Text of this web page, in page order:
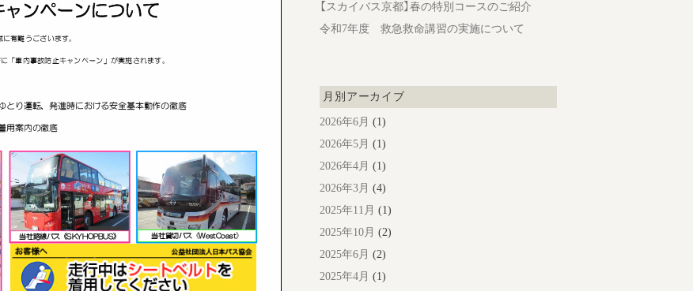
【スカイバス京都】春の特別コースのご紹介
令和7年度 救急救命講習の実施について
月別アーカイブ
2026年6月 (1)
2026年5月 (1)
2026年4月 (1)
2026年3月 (4)
2025年11月 (1)
2025年10月 (2)
2025年6月 (2)
2025年4月 (1)